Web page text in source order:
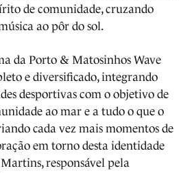
de comunidade, cruzando
ao pôr do sol.
da Porto & Matosinhos Wave
e diversificado, integrando
desportivas com o objetivo de
ao mar e a tudo o que o
cada vez mais momentos de
em torno desta identidade
responsável pela